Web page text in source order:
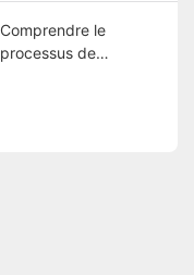
Comprendre le
processus de